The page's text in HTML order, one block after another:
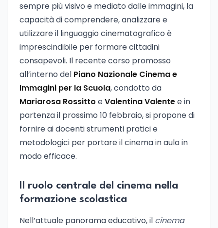
sempre più visivo e mediato dalle immagini, la
capacità di comprendere, analizzare e
utilizzare il linguaggio cinematografico è
imprescindibile per formare cittadini
consapevoli. Il recente corso promosso
all’interno del Piano Nazionale Cinema e
Immagini per la Scuola, condotto da
Mariarosa Rossitto eValentina Valentee in
partenza il prossimo 10 febbraio, si propone di
fornire ai docenti strumenti pratici e
metodologici per portare il cinema in aula in
modo efficace.
Il ruolo centrale del cinema nella
formazione scolastica
Nell’attuale panorama educativo, il cinema